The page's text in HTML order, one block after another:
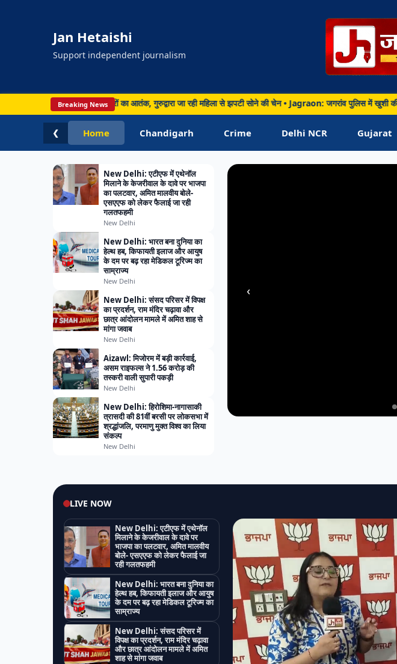
Jan Hetaishi
Support independent journalism
Breaking News
साहिब में बेखौफ लुटेरों का आतंक, गुरुद्वारा जा रही महिला से झपटी सोने की चेन • Jagraon: जगरांव पुलिस में खुशी की लहर,
❮ Home Chandigarh Crime Delhi NCR Gujarat
New Delhi: एटीएफ में एथेनॉल
मिलाने के केजरीवाल के दावे पर भाजपा
का पलटवार, अमित मालवीय बोले-
एसएएफ को लेकर फैलाई जा रही
गलतफहमी
New Delhi
New Delhi: भारत बना दुनिया का
हेल्थ हब, किफायती इलाज और आयुष
के दम पर बढ़ रहा मेडिकल टूरिज्म का
साम्राज्य
New Delhi
New Delhi: संसद परिसर में विपक्ष
का प्रदर्शन, राम मंदिर चढ़ावा और
छात्र आंदोलन मामले में अमित शाह से
मांगा जवाब
New Delhi
Aizawl: मिजोरम में बड़ी कार्रवाई,
असम राइफल्स ने 1.56 करोड़ की
तस्करी वाली सुपारी पकड़ी
New Delhi
New Delhi: हिरोशिमा-नागासाकी
त्रासदी की 81वीं बरसी पर लोकसभा में
श्रद्धांजलि, परमाणु मुक्त विश्व का लिया
संकल्प
New Delhi
‹
PUNJAB
Chandigarh • 06 Aug 2026
Jagraon: जगरांव पुलिस में
लिए 10 कर्मियों को मिली पदोन्नति
LIVE NOW
New Delhi: एटीएफ में एथेनॉल
मिलाने के केजरीवाल के दावे पर
भाजपा का पलटवार, अमित मालवीय
बोले- एसएएफ को लेकर फैलाई जा
रही गलतफहमी
New Delhi: भारत बना दुनिया का
हेल्थ हब, किफायती इलाज और आयुष
के दम पर बढ़ रहा मेडिकल टूरिज्म का
साम्राज्य
New Delhi: संसद परिसर में
विपक्ष का प्रदर्शन, राम मंदिर चढ़ावा
और छात्र आंदोलन मामले में अमित
शाह से मांगा जवाब